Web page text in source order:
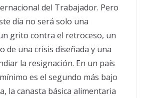
del Trabajador. Pero
día no será solo una
grito contra el retroceso, un
de una crisis diseñada y una
la resignación. En un país
es el segundo más bajo
la canasta básica alimentaria